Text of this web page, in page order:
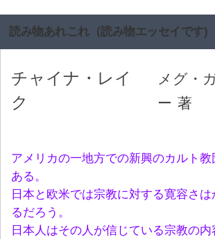
読み物あれこれ（読み物エッセイです)
チャイナ・レイ
ク
メグ・
ー 著
アメリカの一地方での新興のカルト
ある。
日本と欧米では宗教に対する寛容さ
るだろう。
日本人はその人が信じている宗教の内